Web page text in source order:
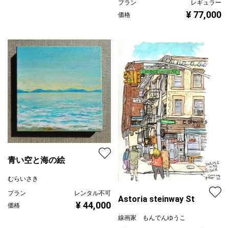
プラン
レギュラー
価格
¥ 77,000
青い空と海の絵
むらいさき
プラン
レンタル不可
価格
¥ 44,000
Astoria steinway St
線画家 もんでんゆうこ